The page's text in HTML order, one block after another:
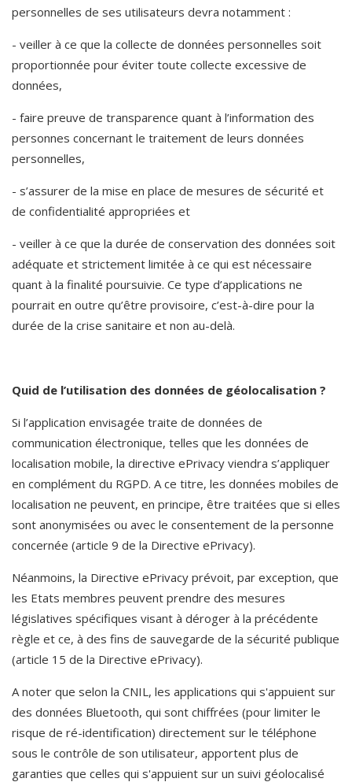
personnelles de ses utilisateurs devra notamment :
- veiller à ce que la collecte de données personnelles soit
proportionnée pour éviter toute collecte excessive de
données,
- faire preuve de transparence quant à l’information des
personnes concernant le traitement de leurs données
personnelles,
- s’assurer de la mise en place de mesures de sécurité et
de confidentialité appropriées et
- veiller à ce que la durée de conservation des données soit
adéquate et strictement limitée à ce qui est nécessaire
quant à la finalité poursuivie. Ce type d’applications ne
pourrait en outre qu’être provisoire, c’est-à-dire pour la
durée de la crise sanitaire et non au-delà.
Quid de l’utilisation des données de géolocalisation ?
Si l’application envisagée traite de données de
communication électronique, telles que les données de
localisation mobile, la directive ePrivacy viendra s’appliquer
en complément du RGPD. A ce titre, les données mobiles de
localisation ne peuvent, en principe, être traitées que si elles
sont anonymisées ou avec le consentement de la personne
concernée (article 9 de la Directive ePrivacy).
Néanmoins, la Directive ePrivacy prévoit, par exception, que
les Etats membres peuvent prendre des mesures
législatives spécifiques visant à déroger à la précédente
règle et ce, à des fins de sauvegarde de la sécurité publique
(article 15 de la Directive ePrivacy).
A noter que selon la CNIL, les applications qui s'appuient sur
des données Bluetooth, qui sont chiffrées (pour limiter le
risque de ré-identification) directement sur le téléphone
sous le contrôle de son utilisateur, apportent plus de
garanties que celles qui s'appuient sur un suivi géolocalisé